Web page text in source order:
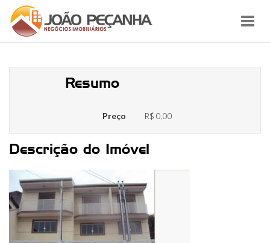
Resumo
Preço R$ 0,00
Descrição do Imóvel